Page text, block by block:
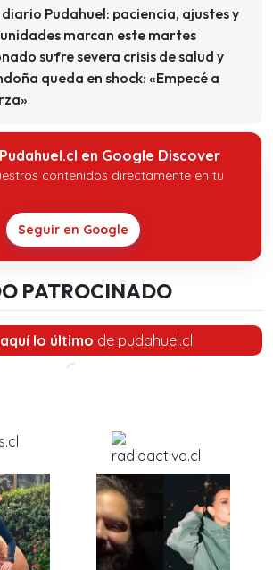
Pudahuel: paciencia, ajustes y
marcan este martes
sufre severa crisis de salud y
queda en shock: «Empecé a
en Google Discover
contenidos directamente en tu
Seguir en Google
PATROCINADO
aquí lo último de pudahuel.cl